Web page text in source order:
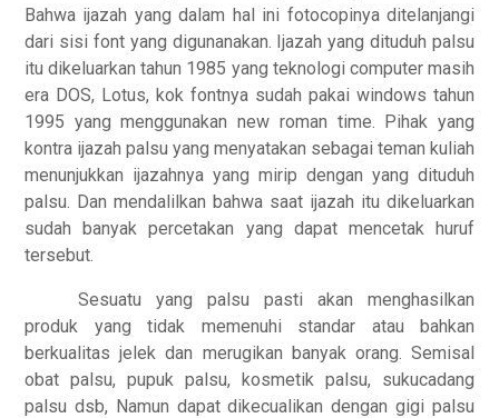
Bahwa ijazah yang dalam hal ini fotocopinya ditelanjangi
dari sisi font yang digunanakan. Ijazah yang dituduh palsu
itu dikeluarkan tahun 1985 yang teknologi computer masih
era DOS, Lotus, kok fontnya sudah pakai windows tahun
1995 yang menggunakan new roman time. Pihak yang
kontra ijazah palsu yang menyatakan sebagai teman kuliah
menunjukkan ijazahnya yang mirip dengan yang dituduh
palsu. Dan mendalilkan bahwa saat ijazah itu dikeluarkan
sudah banyak percetakan yang dapat mencetak huruf
tersebut.
Sesuatu yang palsu pasti akan menghasilkan
produk yang tidak memenuhi standar atau bahkan
berkualitas jelek dan merugikan banyak orang. Semisal
obat palsu, pupuk palsu, kosmetik palsu, sukucadang
palsu dsb, Namun dapat dikecualikan dengan gigi palsu